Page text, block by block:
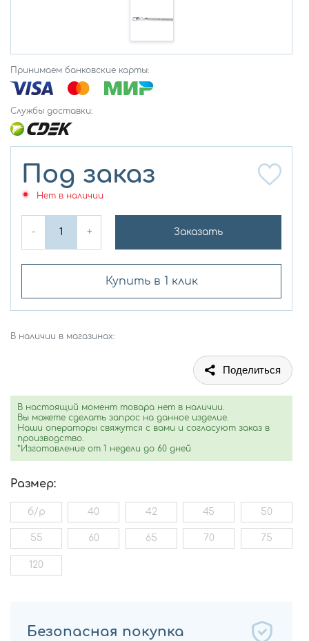
Принимаем банковские карты:
Службы доставки:
Под заказ
Нет в наличии
- + Заказать
Купить в 1 клик
В наличии в магазинах:
Поделиться
В настоящий момент товара нет в наличии.
Вы можете сделать запрос на данное изделие.
Наши операторы свяжутся с вами и согласуют заказ в
производство.
*Изготовление от 1 недели до 60 дней
Размер:
б/р 40 42 45 50
55 60 65 70 75
120
Безопасная покупка